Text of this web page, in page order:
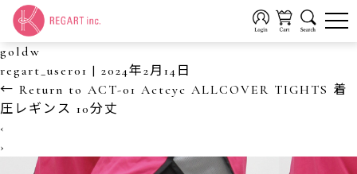
goldw
regart_user01 | 2024年2月14日
← Return to ACT-01 Actcyc ALLCOVER TIGHTS 着
圧レギンス 10分丈
‹
›